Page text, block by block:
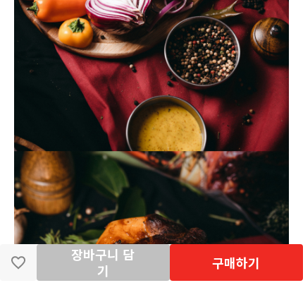
장바구니 담
기
구매하기